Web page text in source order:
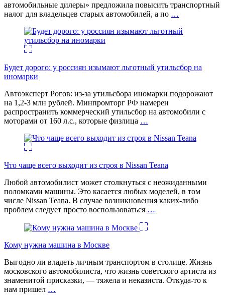
автомобильные дилеры» предложила повысить транспортный
налог для владельцев старых автомобилей, а по …
Будет дорого: у россиян изымают льготный утильсбор на
иномарки
Автоэксперт Рогов: из-за утильсбора иномарки подорожают
на 1,2-3 млн рублей. Минпромторг РФ намерен
распространить коммерческий утильсбор на автомобили с
моторами от 160 л.с., которые физлица …
Что чаще всего выходит из строя в Nissan Teana
Любой автомобилист может столкнуться с неожиданными
поломками машины. Это касается любых моделей, в том
числе Nissan Teana. В случае возникновения каких-либо
проблем следует просто воспользоваться …
Кому нужна машина в Москве
Выгодно ли владеть личным транспортом в столице. Жизнь
московского автомобилиста, что жизнь советского артиста из
знаменитой присказки, — тяжела и неказиста. Откуда-то к
нам пришел …